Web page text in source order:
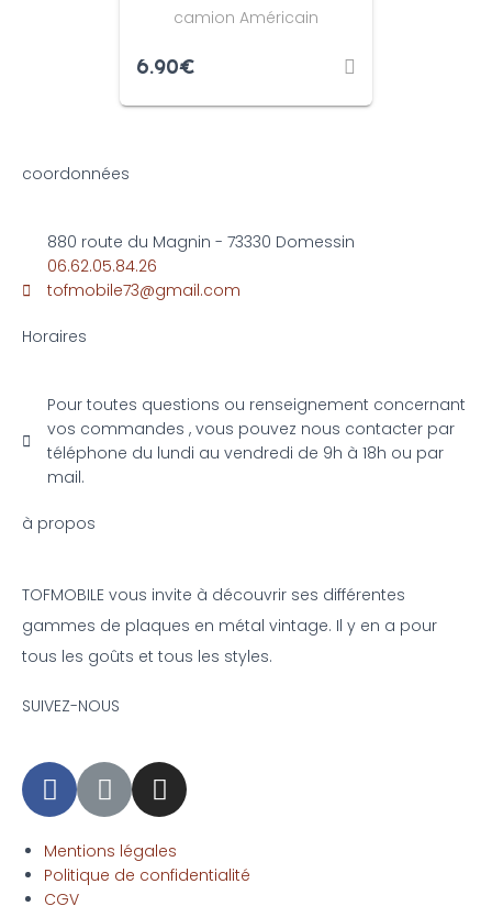
camion Américain
6.90€
coordonnées
880 route du Magnin - 73330 Domessin
06.62.05.84.26
tofmobile73@gmail.com
Horaires
Pour toutes questions ou renseignement concernant
vos commandes , vous pouvez nous contacter par
téléphone du lundi au vendredi de 9h à 18h ou par
mail.
à propos
TOFMOBILE vous invite à découvrir ses différentes
gammes de plaques en métal vintage. Il y en a pour
tous les goûts et tous les styles.
SUIVEZ-NOUS
Mentions légales
Politique de confidentialité
CGV